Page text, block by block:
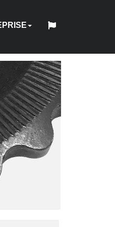
SITESWEBINAIRE
CARRIÈRES
CONTACT
English
Español